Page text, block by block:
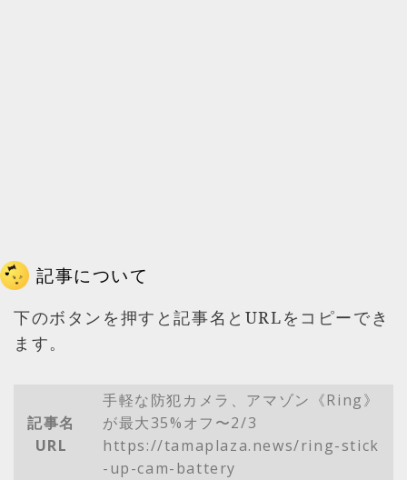
記事について
下のボタンを押すと記事名とURLをコピーでき
ます。
記事名
URL
手軽な防犯カメラ、アマゾン《Ring》
が最大35%オフ〜2/3
https://tamaplaza.news/ring-stick
-up-cam-battery